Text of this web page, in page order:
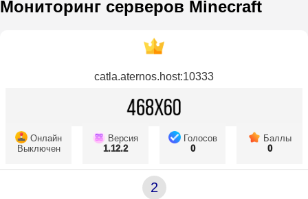
Мониторинг серверов Minecraft
catla.aternos.host:10333
Онлайн
Выключен
Версия
1.12.2
Голосов
0
Баллы
0
2